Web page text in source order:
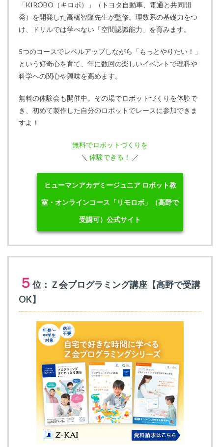
「KIROBO（キロボ）」（トヨタ自動車、電通と共同開
発）を開発した高橋智隆先生が監修。理数系の基礎力をつ
け、ドリルでは学べない「空間認識能力」を育みます。
5つのコースでレベルアップしながら「もっとやりたい！」
という好奇心を育て、年に数回の楽しいイベントで理科や
科学への関心や興味を高めます。
無料の体験会も開催中。その場でロボットづくりを体験で
き、初めて製作した自分のロボットでレースに参加できま
すよ！
無料でロボットづくりを
＼ 体験できる！ ／
ヒューマンアカデミージュニア ロボット教
室・オンラインコース「リモロボ」（高野で
受講可）公式サイト
５ 位：Ｚ会プログラミング講座【高野で受講
OK】